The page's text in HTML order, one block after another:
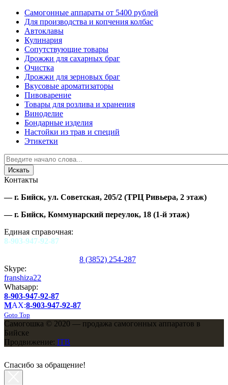
Самогонные аппараты от 5400 рублей
Для производства и копчения колбас
Автоклавы
Кулинария
Сопутствующие товары
Дрожжи для сахарных браг
Очистка
Дрожжи для зерновых браг
Вкусовые ароматизаторы
Пивоварение
Товары для розлива и хранения
Виноделие
Бондарные изделия
Настойки из трав и специй
Этикетки
Контакты
—г. Бийск, ул. Советская, 205/2 (ТРЦ Ривьера, 2 этаж)
—г. Бийск, Коммунарский переулок, 18 (1-й этаж)
Единая справочная:
8-903-947-92-87
8 (3852) 254-287
Skype:
franshiza22
Whatsapp:
8-903-947-92-87
MAX:8-903-947-92-87
Goto Top
Самогошка © 2020 — продажа самогонных аппаратов в
Бийске
Продвижение: ITB
Спасибо за обращение!